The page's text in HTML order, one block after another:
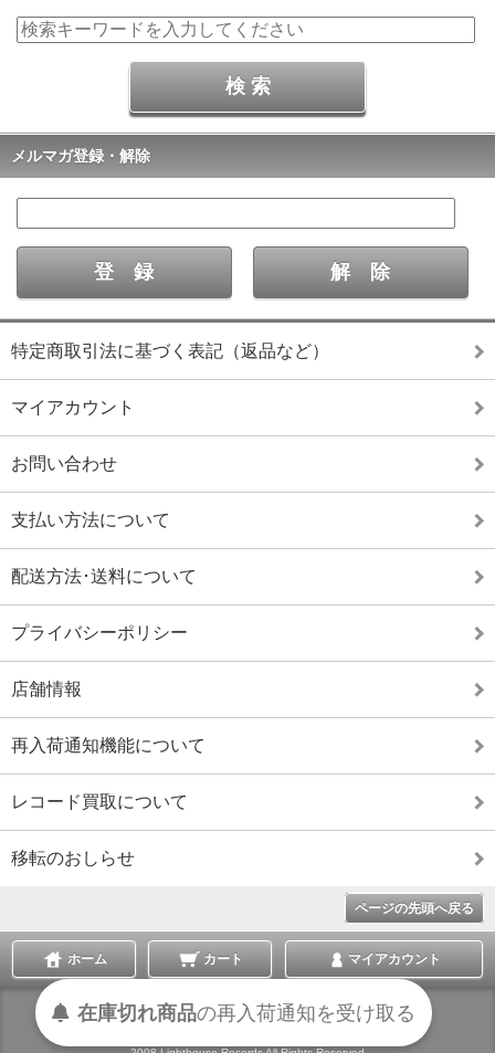
メルマガ登録・解除
特定商取引法に基づく表記（返品など）
マイアカウント
お問い合わせ
支払い方法について
配送方法･送料について
プライバシーポリシー
店舗情報
再入荷通知機能について
レコード買取について
移転のおしらせ
ページの先頭へ戻る
ホーム カート マイアカウント
表示切替 :スマートフォン|PC版
在庫切れ商品の再入荷通知を受け取る